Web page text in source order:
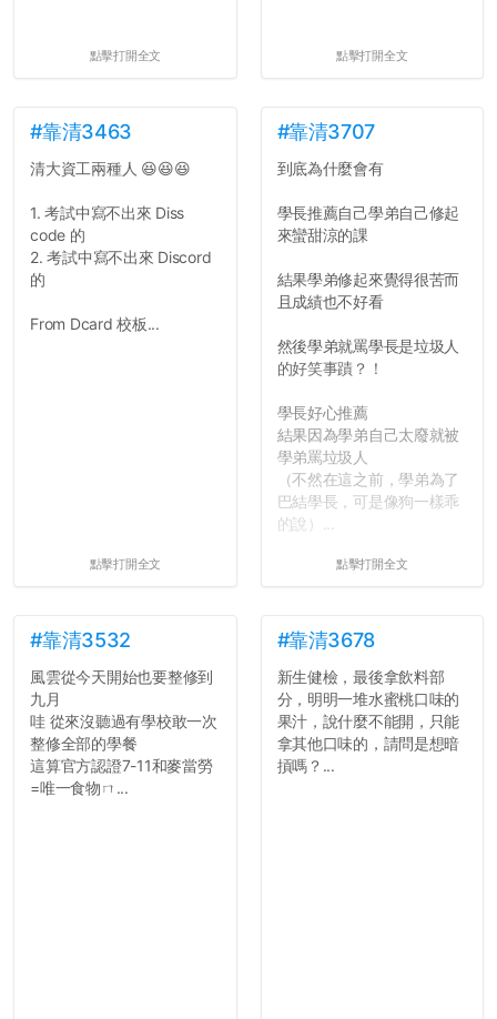
點擊打開全文 點擊打開全文
#靠清3463
清大資工兩種人 😆😆😆
1. 考試中寫不出來 Diss
code 的
2. 考試中寫不出來 Discord
的
From Dcard 校板...
點擊打開全文
#靠清3707
到底為什麼會有
學長推薦自己學弟自己修起
來蠻甜涼的課
結果學弟修起來覺得很苦而
且成績也不好看
然後學弟就罵學長是垃圾人
的好笑事蹟？！
學長好心推薦
結果因為學弟自己太廢就被
學弟罵垃圾人
（不然在這之前，學弟為了
巴結學長，可是像狗一樣乖
的說）...
點擊打開全文
#靠清3532
風雲從今天開始也要整修到
九月
哇 從來沒聽過有學校敢一次
整修全部的學餐
這算官方認證7-11和麥當勞
=唯一食物ㄇ...
#靠清3678
新生健檢，最後拿飲料部
分，明明一堆水蜜桃口味的
果汁，說什麼不能開，只能
拿其他口味的，請問是想暗
摃嗎？...